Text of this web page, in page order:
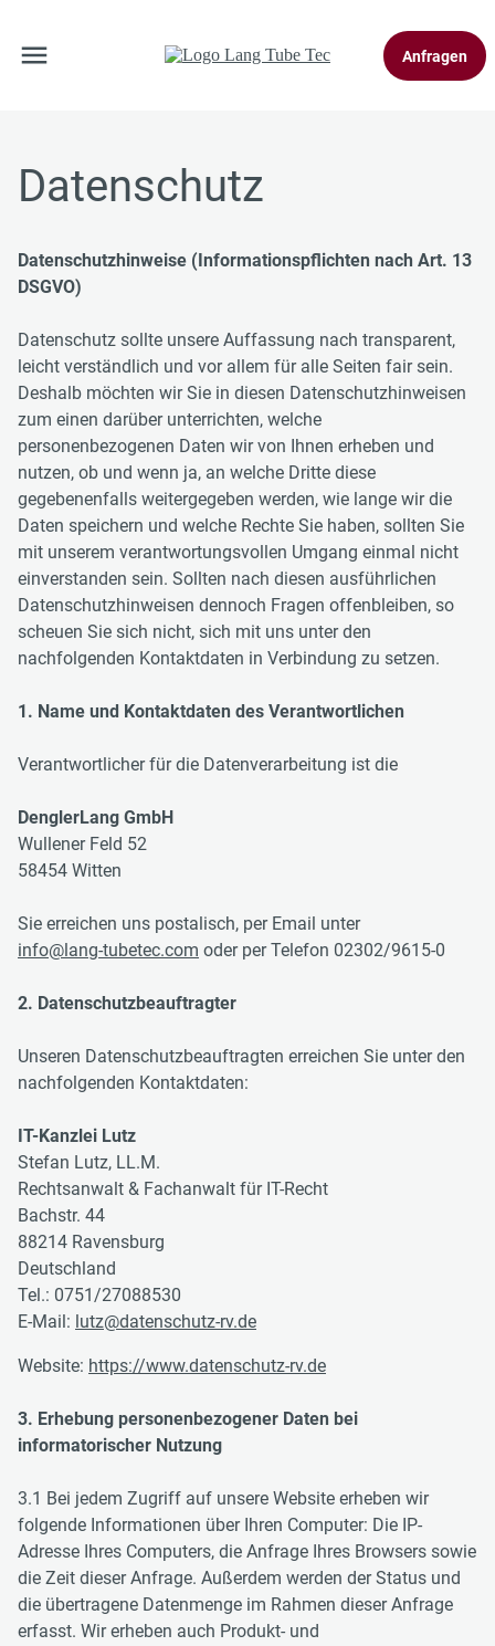
Anfragen
Datenschutz
Datenschutzhinweise (Informationspflichten nach Art. 13
DSGVO)
Datenschutz sollte unsere Auffassung nach transparent,
leicht verständlich und vor allem für alle Seiten fair sein.
Deshalb möchten wir Sie in diesen Datenschutzhinweisen
zum einen darüber unterrichten, welche
personenbezogenen Daten wir von Ihnen erheben und
nutzen, ob und wenn ja, an welche Dritte diese
gegebenenfalls weitergegeben werden, wie lange wir die
Daten speichern und welche Rechte Sie haben, sollten Sie
mit unserem verantwortungsvollen Umgang einmal nicht
einverstanden sein. Sollten nach diesen ausführlichen
Datenschutzhinweisen dennoch Fragen offenbleiben, so
scheuen Sie sich nicht, sich mit uns unter den
nachfolgenden Kontaktdaten in Verbindung zu setzen.
1. Name und Kontaktdaten des Verantwortlichen
Verantwortlicher für die Datenverarbeitung ist die
DenglerLang GmbH
Wullener Feld 52
58454 Witten
Sie erreichen uns postalisch, per Email unter
info@lang-tubetec.com oder per Telefon 02302/9615-0
2. Datenschutzbeauftragter
Unseren Datenschutzbeauftragten erreichen Sie unter den
nachfolgenden Kontaktdaten:
IT-Kanzlei Lutz
Stefan Lutz, LL.M.
Rechtsanwalt & Fachanwalt für IT-Recht
Bachstr. 44
88214 Ravensburg
Deutschland
Tel.: 0751/27088530
E-Mail: lutz@datenschutz-rv.de
Website: https://www.datenschutz-rv.de
3. Erhebung personenbezogener Daten bei
informatorischer Nutzung
3.1 Bei jedem Zugriff auf unsere Website erheben wir
folgende Informationen über Ihren Computer: Die IP-
Adresse Ihres Computers, die Anfrage Ihres Browsers sowie
die Zeit dieser Anfrage. Außerdem werden der Status und
die übertragene Datenmenge im Rahmen dieser Anfrage
erfasst. Wir erheben auch Produkt- und